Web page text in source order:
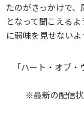
たのがきっかけで
となって聞こえる
に弱味を見せない
「ハート・オブ
※最新の配信状